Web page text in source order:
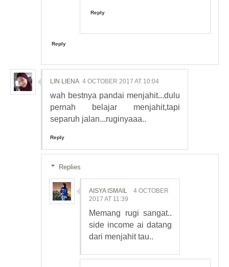
Reply
Reply
LIN LIENA 4 OCTOBER 2017 AT 10:04
wah bestnya pandai menjahit...dulu
pernah belajar menjahit,tapi
separuh jalan...ruginyaaa..
Reply
Replies
AISYA ISMAIL
4 OCTOBER
2017 AT 11:39
Memang rugi sangat..
side income ai datang
dari menjahit tau..